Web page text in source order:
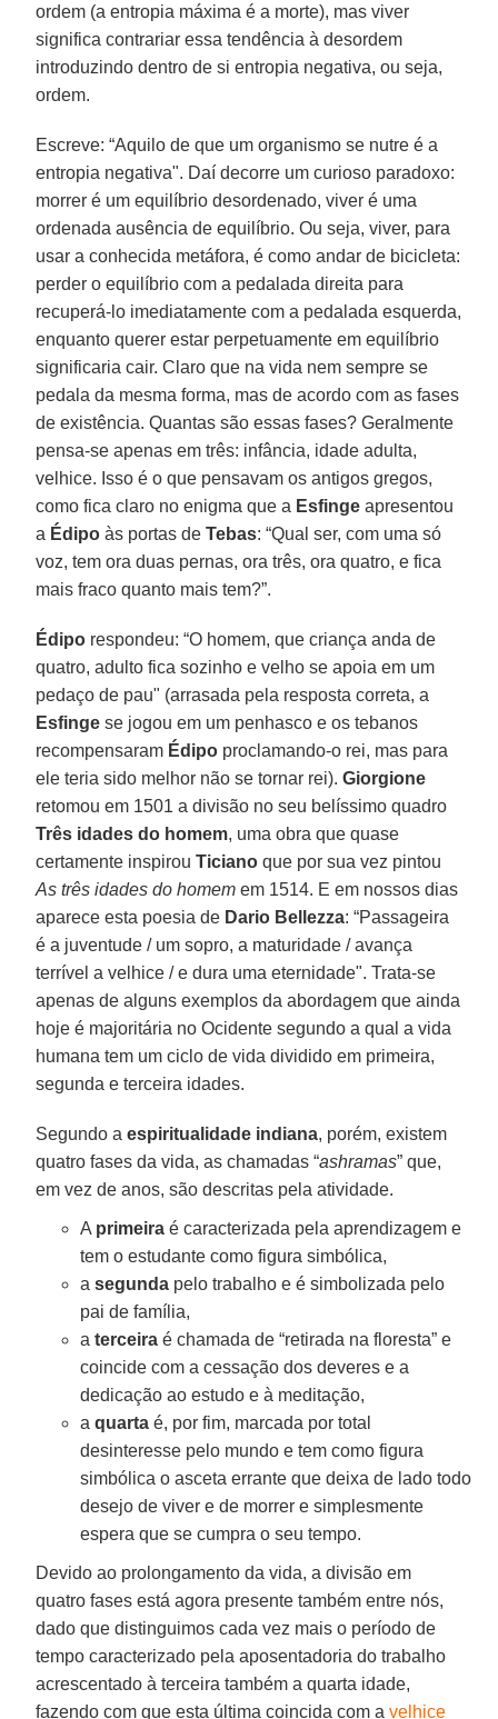
ordem (a entropia máxima é a morte), mas viver
significa contrariar essa tendência à desordem
introduzindo dentro de si entropia negativa, ou seja,
ordem.
Escreve: “Aquilo de que um organismo se nutre é a
entropia negativa". Daí decorre um curioso paradoxo:
morrer é um equilíbrio desordenado, viver é uma
ordenada ausência de equilíbrio. Ou seja, viver, para
usar a conhecida metáfora, é como andar de bicicleta:
perder o equilíbrio com a pedalada direita para
recuperá-lo imediatamente com a pedalada esquerda,
enquanto querer estar perpetuamente em equilíbrio
significaria cair. Claro que na vida nem sempre se
pedala da mesma forma, mas de acordo com as fases
de existência. Quantas são essas fases? Geralmente
pensa-se apenas em três: infância, idade adulta,
velhice. Isso é o que pensavam os antigos gregos,
como fica claro no enigma que a Esfinge apresentou
a Édipo às portas deTebas: “Qual ser, com uma só
voz, tem ora duas pernas, ora três, ora quatro, e fica
mais fraco quanto mais tem?”.
Édipo respondeu: “O homem, que criança anda de
quatro, adulto fica sozinho e velho se apoia em um
pedaço de pau" (arrasada pela resposta correta, a
Esfinge se jogou em um penhasco e os tebanos
recompensaram Édipo proclamando-o rei, mas para
ele teria sido melhor não se tornar rei).Giorgione
retomou em 1501 a divisão no seu belíssimo quadro
Três idades do homem, uma obra que quase
certamente inspirouTiciano que por sua vez pintou
As três idades do homem em 1514. E em nossos dias
aparece esta poesia de Dario Bellezza: “Passageira
é a juventude / um sopro, a maturidade / avança
terrível a velhice / e dura uma eternidade". Trata-se
apenas de alguns exemplos da abordagem que ainda
hoje é majoritária no Ocidente segundo a qual a vida
humana tem um ciclo de vida dividido em primeira,
segunda e terceira idades.
Segundo aespiritualidade indiana, porém, existem
quatro fases da vida, as chamadas “ashramas” que,
em vez de anos, são descritas pela atividade.
A primeira é caracterizada pela aprendizagem e
tem o estudante como figura simbólica,
asegunda pelo trabalho e é simbolizada pelo
pai de família,
aterceira é chamada de “retirada na floresta” e
coincide com a cessação dos deveres e a
dedicação ao estudo e à meditação,
aquarta é, por fim, marcada por total
desinteresse pelo mundo e tem como figura
simbólica o asceta errante que deixa de lado todo
desejo de viver e de morrer e simplesmente
espera que se cumpra o seu tempo.
Devido ao prolongamento da vida, a divisão em
quatro fases está agora presente também entre nós,
dado que distinguimos cada vez mais o período de
tempo caracterizado pela aposentadoria do trabalho
acrescentado à terceira também a quarta idade,
fazendo com que esta última coincida com avelhice